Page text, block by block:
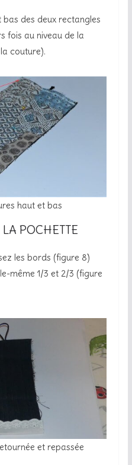
bas des deux rectangles
fois au niveau de la
couture).
haut et bas
POCHETTE
les bords (figure 8)
même 1/3 et 2/3 (figure
et repassée